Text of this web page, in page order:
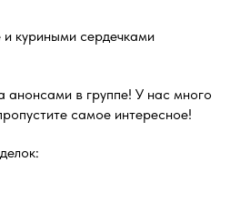
куриными сердечками
анонсами в группе! У нас много
самое интересное!